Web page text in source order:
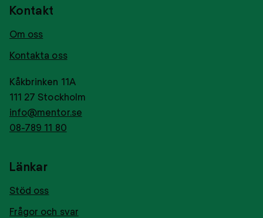
Kontakt
Om oss
Kontakta oss
Kåkbrinken 11A
111 27 Stockholm
info@mentor.se
08-789 11 80
Länkar
Stöd oss
Frågor och svar